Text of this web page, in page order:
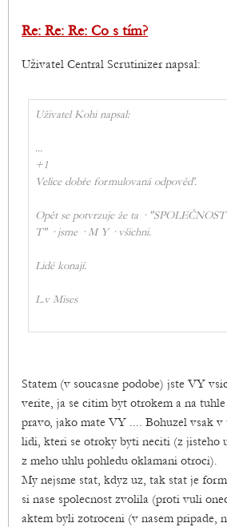
Re: Re: Re: Co s tím?
Uživatel Central Scrutinizer napsal:
Uživatel Kohi napsal:
...
+1
Velice dobře formulovaná odpověď.
Opět se potvrzuje že ta ·
T" · jsme · M Y · všichni.
Lidé konají.
L.v Mises
Statem (v soucasne podobe) jste VY
verite, ja se citim byt otrokem a na
pravo, jako mate VY .... Bohuzel vsak
lidi, kteri se otroky byti neciti (z jisteho
z meho uhlu pohledu oklamani otroci).
My nejsme stat, kdyz uz, tak stat je
si nase spolecnost zvolila (proti vuli
aktem byli zotroceni (v nasem pripade,